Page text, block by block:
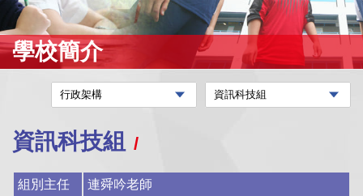
學校簡介
資訊科技組
組別主任 連舜吟老師